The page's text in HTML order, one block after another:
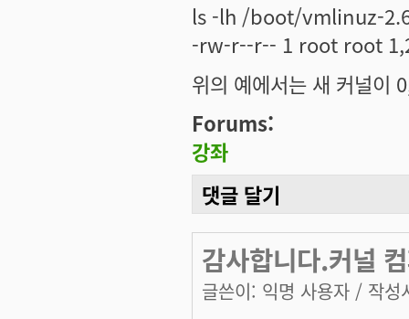
ls -lh /boot/vmlinuz-
-rw-r--r-- 1 root root
위의 예에서는 새 커널이
Forums:
강좌
댓글 달기
감사합니다.커널
글쓴이: 익명 사용자 / 작성